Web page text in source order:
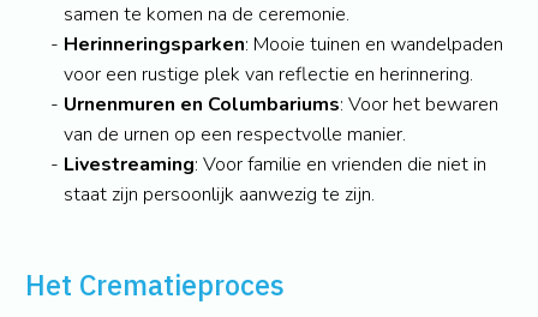
samen te komen na de ceremonie.
Herinneringsparken: Mooie tuinen en wandelpaden
voor een rustige plek van reflectie en herinnering.
Urnenmuren en Columbariums: Voor het bewaren
van de urnen op een respectvolle manier.
Livestreaming: Voor familie en vrienden die niet in
staat zijn persoonlijk aanwezig te zijn.
Het Crematieproces